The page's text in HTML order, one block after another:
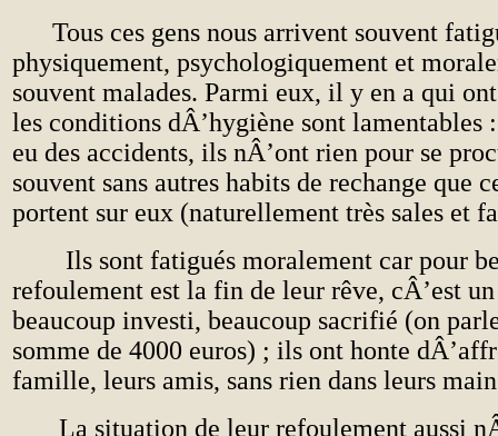
Tous ces gens nous arrivent souvent
physiquement, psychologiquement et
souvent malades. Parmi eux, il y en a qui
les conditions dÂ’hygiène sont lamentables
eu des accidents, ils nÂ’ont rien pour se
souvent sans autres habits de rechange que
portent sur eux (naturellement très sales et
Ils sont fatigués moralement car pour
refoulement est la fin de leur rêve, cÂ’est
beaucoup investi, beaucoup sacrifié (on
somme de 4000 euros) ; ils ont honte
famille, leurs amis, sans rien dans leurs
La situation de leur refoulement aussi